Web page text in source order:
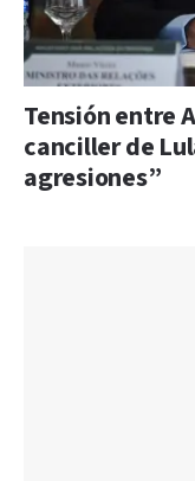
Tensión entre
canciller de
agresiones”